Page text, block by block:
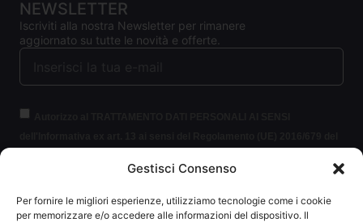
Gestisci Consenso
Per fornire le migliori esperienze, utilizziamo tecnologie come i cookie
per memorizzare e/o accedere alle informazioni del dispositivo. Il
NEWSLETTER
Iscriviti alla nostra Newsletter per rimanere
aggiornato su tutte le novità e offerte.
protezione delle persone fisiche con riguardo al trattamento dei dati
personali (per brevità GDPR 2016/679).
Clicca per leggere le
informazioni.